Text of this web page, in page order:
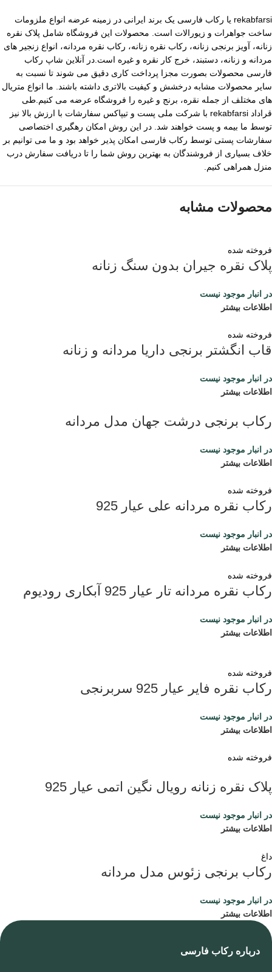
rekabfarsi یا رکاب فارسی یک برند ایرانی در زمینه عرضه انواع ملزومات
ساخت جواهرات و زیورالات است. محصولات این فروشگاه شامل پلاک نقره
زنانه، آویز برنجی زنانه، رکاب نقره زنانه، رکاب نقره مردانه، انواع زنجیر های
مردانه و زنانه، دستبند، خرج کار نقره و غیره است.در آنلاین شاپ رکاب
فارسی محصولات بصورت مجزا پرداخت کاری دقیق می شوند تا نسبت به
سایر محصولات مشابه درخشش و کیفیت بالاتری داشته باشند. ما انواع متریال
های مختلف از جمله نقره، برنج و غیره را فروشگاه عرضه می کنیم.طی
قراداد rekabfarsi با شرکت ملی پست و تیپاکس سفارشات با ارزش بالا نیز
توسط ما بیمه و پست خواهند شد. در این روش امکان رهگیری اختصاصی
سفارشات پستی توسط رکاب فارسی امکان پذیر خواهد بود و ما می توانیم بر
خلاف بسیاری از فروشندگان به بهترین روش شما را تا دریافت سفارش درب
منزل همراهی کنیم.
محصولات مشابه
فروخته شده
پلاک نقره جیران بدون سنگ زنانه
در انبار موجود نیست
اطلاعات بیشتر
فروخته شده
قاب انگشتر برنجی داریا مردانه و زنانه
در انبار موجود نیست
اطلاعات بیشتر
رکاب برنجی درشت جهان مدل مردانه
در انبار موجود نیست
اطلاعات بیشتر
فروخته شده
رکاب نقره مردانه علی عیار 925
در انبار موجود نیست
اطلاعات بیشتر
فروخته شده
رکاب نقره مردانه تار عیار 925 آبکاری رودیوم
در انبار موجود نیست
اطلاعات بیشتر
فروخته شده
رکاب نقره فایر عیار 925 سربرنجی
در انبار موجود نیست
اطلاعات بیشتر
فروخته شده
پلاک نقره زنانه رویال نگین اتمی عیار 925
در انبار موجود نیست
اطلاعات بیشتر
داغ
رکاب برنجی زئوس مدل مردانه
در انبار موجود نیست
اطلاعات بیشتر
درباره رکاب فارسی